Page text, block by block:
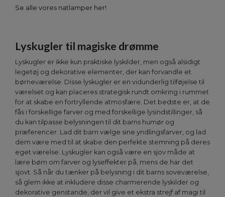
Se alle vores natlamper her!
Lyskugler til magiske drømme
Lyskugler er ikke kun praktiske lyskilder, men også alsidigt
legetøj og dekorative elementer, der kan forvandle et
børneværelse. Disse lyskugler er en vidunderlig tilføjelse til
værelset og kan placeres strategisk rundt omkring i rummet
for at skabe en fortryllende atmosfære. Det bedste er, at de
fås i forskellige farver og med forskellige lysindstillinger, så
du kan tilpasse belysningen til dit barns humør og
præferencer. Lad dit barn vælge sine yndlingsfarver, og lad
dem være med til at skabe den perfekte stemning på deres
eget værelse. Lyskugler kan også være en sjov måde at
lære børn om farver og lyseffekter på, mens de har det
sjovt. Så når du tænker på belysning i dit barns soveværelse,
så glem ikke at inkludere disse charmerende lyskilder og
dekorative genstande, der vil give et ekstra strejf af magi til